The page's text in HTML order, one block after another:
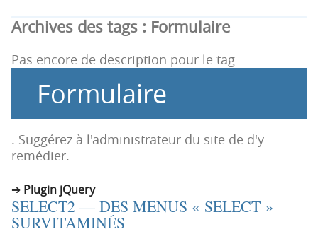
g
a
t
i
p
i
c
i
p
r
a
u
c
t
n
Archives des tags : Formulaire
Pas encore de description pour le tag
Formulaire
. Suggérez à l'administrateur du site de d'y
remédier.
Plugin jQuery
SELECT2 — DES MENUS « SELECT »
SURVITAMINÉS